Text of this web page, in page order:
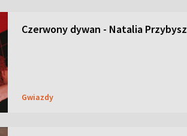
Czerwony dywan - Natalia Przybysz
Gwiazdy